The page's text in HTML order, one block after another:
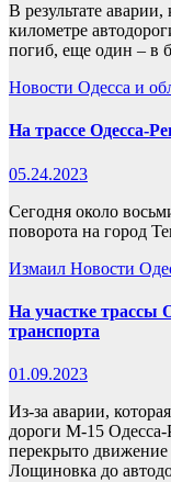
В результате
километре
погиб, еще один – в
Новости Одесса и
На трассе Одесса-
05.24.2023
Сегодня около
поворота на город
Измаил Новости
На участке трассы
транспорта
01.09.2023
Из-за аварии,
дороги М-15 Одесса-
перекрыто движение
Лощиновка до